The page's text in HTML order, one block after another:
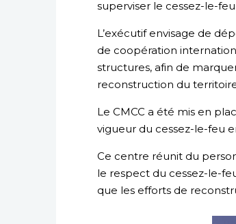
superviser le cessez-le-
L’exécutif envisage de
de coopération
structures, afin de
reconstruction du
Le CMCC a été mis en
vigueur du cessez-le-feu
Ce centre réunit du
le respect du cessez-le-
que les efforts de